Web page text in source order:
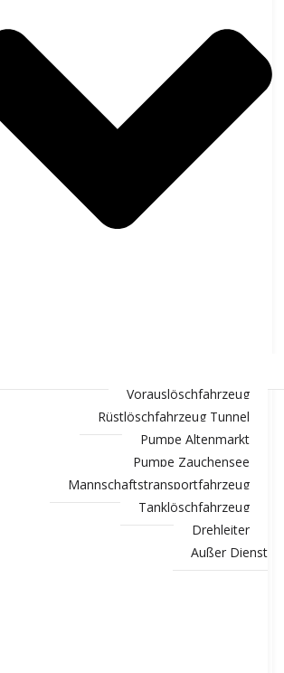
Vorauslöschfahrzeug
Rüstlöschfahrzeug Tunnel
Pumpe Altenmarkt
Pumpe Zauchensee
Mannschaftstransportfahrzeug
Tanklöschfahrzeug
Drehleiter
Außer Dienst